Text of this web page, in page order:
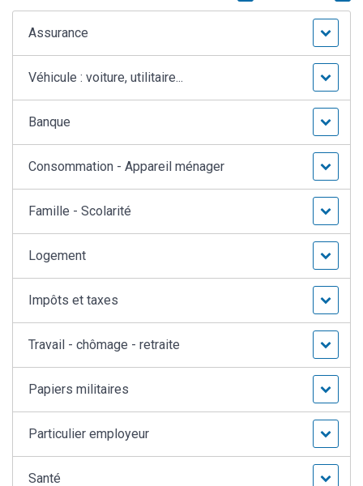
Assurance
Véhicule : voiture, utilitaire...
Banque
Consommation - Appareil ménager
Famille - Scolarité
Logement
Impôts et taxes
Travail - chômage - retraite
Papiers militaires
Particulier employeur
Santé